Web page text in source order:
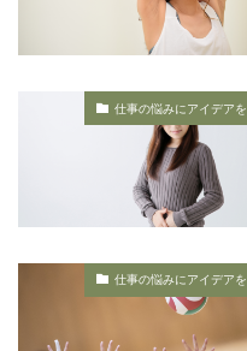
仕事の悩みにアイデアを
仕事の悩みにアイデアを